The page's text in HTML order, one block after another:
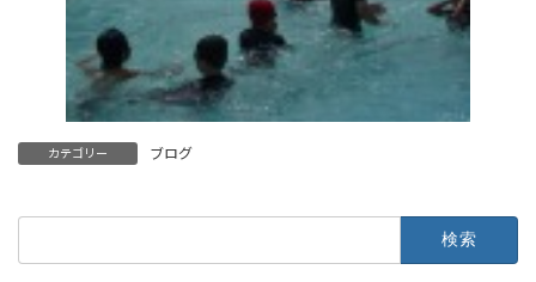
カテゴリー ブログ